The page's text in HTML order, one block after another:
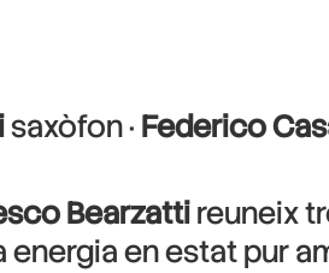
saxòfon · Federico
Bearzattireuneix
en estat pur